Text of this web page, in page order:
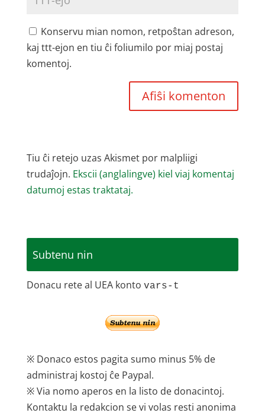
Konservu mian nomon, retpoŝtan adreson,
kaj ttt-ejon en tiu ĉi foliumilo por miaj postaj
komentoj.
Tiu ĉi retejo uzas Akismet por malpliigi
trudaĵojn. Ekscii (anglalingve) kiel viaj komentaj
datumoj estas traktataj.
Subtenu nin
Donacu rete al UEA konto vars-t
※ Donaco estos pagita sumo minus 5% de
administraj kostoj ĉe Paypal.
※ Via nomo aperos en la listo de donacintoj.
Kontaktu la redakcion se vi volas resti anonima